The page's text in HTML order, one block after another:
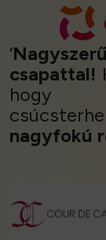
‘
csapattal!
hogy
nagyfokú